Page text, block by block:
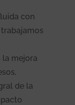
con
mejora
de la